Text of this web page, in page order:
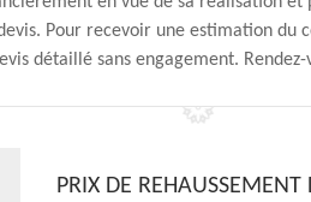
Pour recevoir une estimation du
détaillé sans engagement.
PRIX DE REHAUSSEMENT